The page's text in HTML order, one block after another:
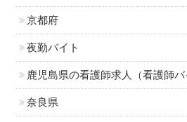
京都府
夜勤バイト
鹿児島県の看護師求人（看護師バ
奈良県